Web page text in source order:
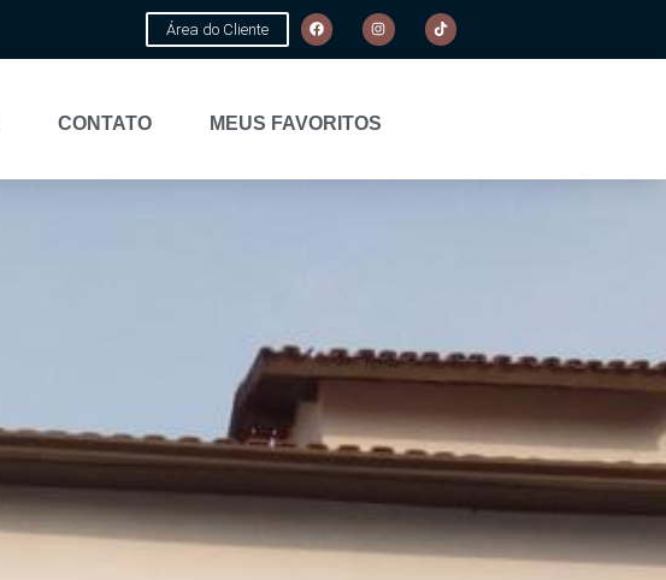
Área do Cliente
CONTATO MEUS FAVORITOS